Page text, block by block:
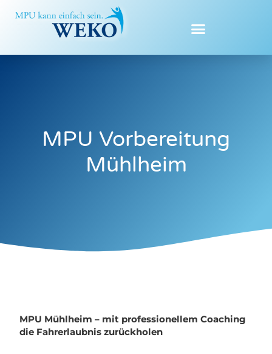
Inhalt
MPU Vorbereitung
Mühlheim
MPU Mühlheim – mit professionellem Coaching
die Fahrerlaubnis zurückholen